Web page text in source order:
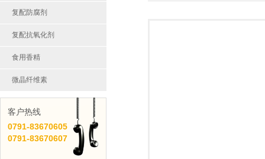
复配防腐剂
复配抗氧化剂
食用香精
微晶纤维素
客户热线
0791-83670605
0791-83670607